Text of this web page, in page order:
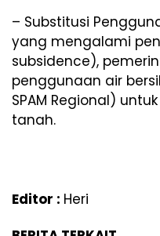
– Substitusi
yang mengalami
subsidence),
penggunaan air
SPAM Regional)
tanah.
Editor : Heri